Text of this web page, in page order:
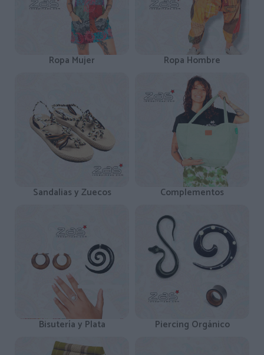
Ropa Mujer Ropa Hombre
Sandalias y Zuecos Complementos
Bisutería y Plata Piercing Orgánico